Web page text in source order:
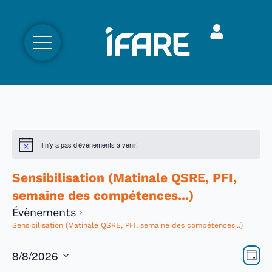
Il n’y a pas d’évènements à venir.
Sensibilisation (Matinale QSRE, PFI,
semaine des compétences...)
Évènements
Sensibilisation (Matinale QSRE, PFI, semaine des compétences...)
Jour
8/8/2026